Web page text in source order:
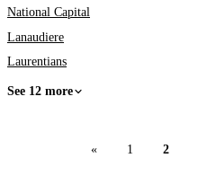
National Capital
Lanaudiere
Laurentians
See 12 more
« 1 2